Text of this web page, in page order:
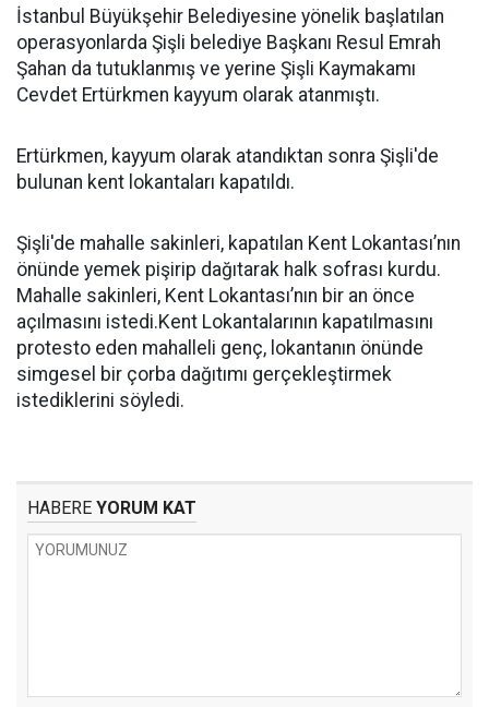
İstanbul Büyükşehir Belediyesine yönelik başlatılan
operasyonlarda Şişli belediye Başkanı Resul Emrah
Şahan da tutuklanmış ve yerine Şişli Kaymakamı
Cevdet Ertürkmen kayyum olarak atanmıştı.
Ertürkmen, kayyum olarak atandıktan sonra Şişli'de
bulunan kent lokantaları kapatıldı.
Şişli'de mahalle sakinleri, kapatılan Kent Lokantası’nın
önünde yemek pişirip dağıtarak halk sofrası kurdu.
Mahalle sakinleri, Kent Lokantası’nın bir an önce
açılmasını istedi.Kent Lokantalarının kapatılmasını
protesto eden mahalleli genç, lokantanın önünde
simgesel bir çorba dağıtımı gerçekleştirmek
istediklerini söyledi.
HABERE YORUM KAT